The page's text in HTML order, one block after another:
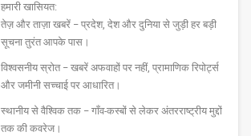
हमारी खासियत:
तेज़ और ताज़ा खबरें – प्रदेश, देश और दुनिया से जुड़ी हर बड़ी
सूचना तुरंत आपके पास।
विश्वसनीय स्रोत – खबरें अफवाहों पर नहीं, प्रामाणिक रिपोर्ट्स
और जमीनी सच्चाई पर आधारित।
स्थानीय से वैश्विक तक – गाँव-कस्बों से लेकर अंतरराष्ट्रीय मुद्दों
तक की कवरेज।